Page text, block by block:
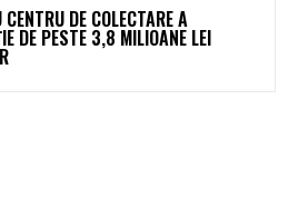
DE COLECTARE A
DE PESTE 3,8 MILIOANE LEI